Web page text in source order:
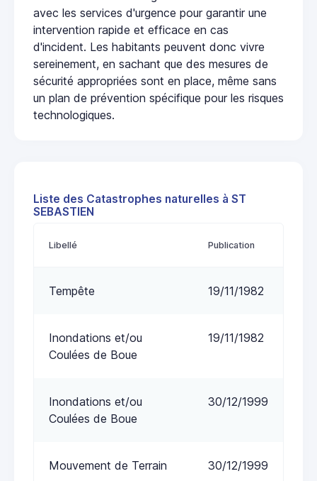
avec les services d'urgence pour garantir une
intervention rapide et efficace en cas
d'incident. Les habitants peuvent donc vivre
sereinement, en sachant que des mesures de
sécurité appropriées sont en place, même sans
un plan de prévention spécifique pour les risques
technologiques.
Liste des Catastrophes naturelles à ST
SEBASTIEN
Libellé Publication
Tempête 19/11/1982
Inondations et/ou
Coulées de Boue
19/11/1982
Inondations et/ou
Coulées de Boue
30/12/1999
Mouvement de Terrain 30/12/1999